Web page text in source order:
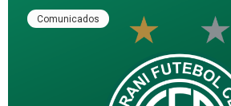
Comunicados